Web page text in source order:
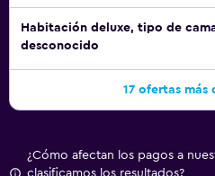
directo a las pistas de esquí,
bañera de hidromasaje. Se
actividades de ocio y
abajo en las instalaciones o
posible que se aplique un
Habitación deluxe, tipo de
desconocido
17 ofertas más
¿Cómo afectan los pagos a
clasificamos los resultados?